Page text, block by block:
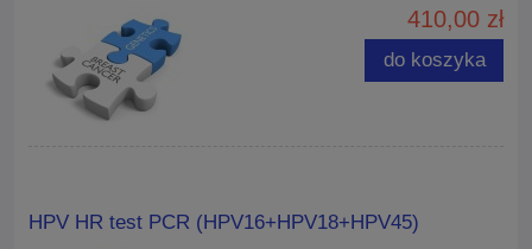
410,00 zł
do koszyka
HPV HR test PCR (HPV16+HPV18+HPV45)